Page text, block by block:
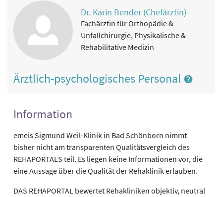
Dr. Karin Bender (Chefärztin)
Fachärztin für Orthopädie &
Unfallchirurgie, Physikalische &
Rehabilitative Medizin
Ärztlich-psychologisches Personal
Information
emeis Sigmund Weil-Klinik in Bad Schönborn nimmt
bisher nicht am transparenten Qualitätsvergleich des
REHAPORTALS teil. Es liegen keine Informationen vor, die
eine Aussage über die Qualität der Rehaklinik erlauben.
DAS REHAPORTAL bewertet Rehakliniken objektiv, neutral